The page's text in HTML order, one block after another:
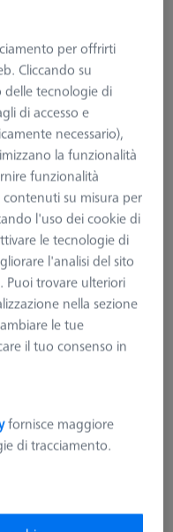
con Z =
per offrirti
Cliccando su
delle tecnologie di
di accesso e
necessario),
la funzionalità
funzionalità
su misura per
l'uso dei cookie di
le tecnologie di
l'analisi del sito
Puoi trovare ulteriori
nella sezione
le tue
il tuo consenso in
fornisce maggiore
di tracciamento.